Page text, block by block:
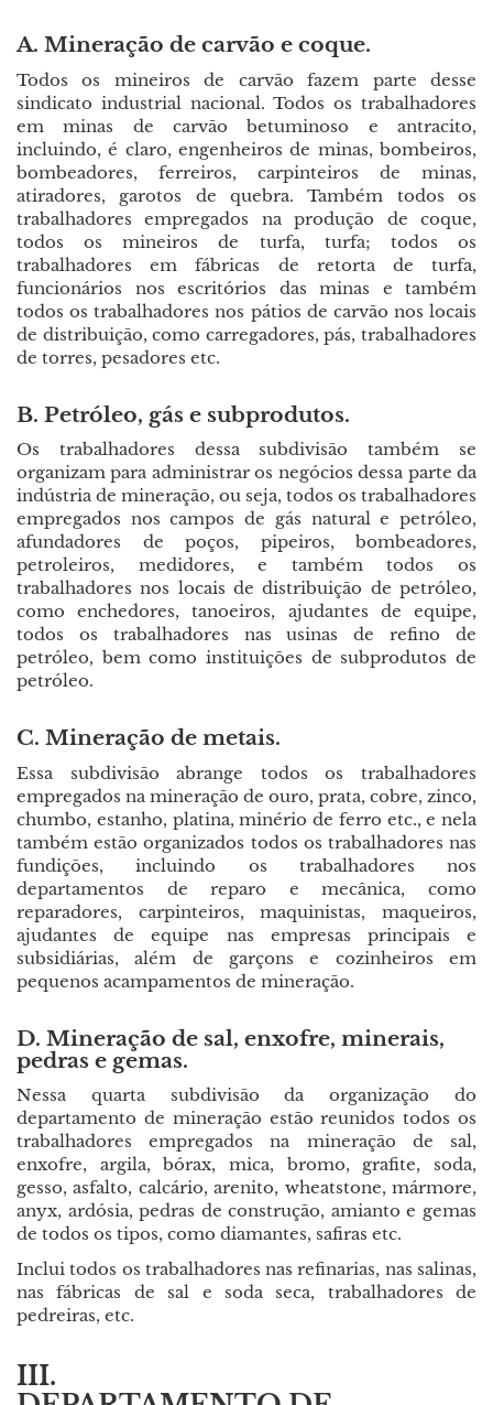
A. Mineração de carvão e coque.
Todos os mineiros de carvão fazem parte desse
sindicato industrial nacional. Todos os trabalhadores
em minas de carvão betuminoso e antracito,
incluindo, é claro, engenheiros de minas, bombeiros,
bombeadores, ferreiros, carpinteiros de minas,
atiradores, garotos de quebra. Também todos os
trabalhadores empregados na produção de coque,
todos os mineiros de turfa, turfa; todos os
trabalhadores em fábricas de retorta de turfa,
funcionários nos escritórios das minas e também
todos os trabalhadores nos pátios de carvão nos locais
de distribuição, como carregadores, pás, trabalhadores
de torres, pesadores etc.
B. Petróleo, gás e subprodutos.
Os trabalhadores dessa subdivisão também se
organizam para administrar os negócios dessa parte da
indústria de mineração, ou seja, todos os trabalhadores
empregados nos campos de gás natural e petróleo,
afundadores de poços, pipeiros, bombeadores,
petroleiros, medidores, e também todos os
trabalhadores nos locais de distribuição de petróleo,
como enchedores, tanoeiros, ajudantes de equipe,
todos os trabalhadores nas usinas de refino de
petróleo, bem como instituições de subprodutos de
petróleo.
C. Mineração de metais.
Essa subdivisão abrange todos os trabalhadores
empregados na mineração de ouro, prata, cobre, zinco,
chumbo, estanho, platina, minério de ferro etc., e nela
também estão organizados todos os trabalhadores nas
fundições, incluindo os trabalhadores nos
departamentos de reparo e mecânica, como
reparadores, carpinteiros, maquinistas, maqueiros,
ajudantes de equipe nas empresas principais e
subsidiárias, além de garçons e cozinheiros em
pequenos acampamentos de mineração.
D. Mineração de sal, enxofre, minerais,
pedras e gemas.
Nessa quarta subdivisão da organização do
departamento de mineração estão reunidos todos os
trabalhadores empregados na mineração de sal,
enxofre, argila, bórax, mica, bromo, grafite, soda,
gesso, asfalto, calcário, arenito, wheatstone, mármore,
anyx, ardósia, pedras de construção, amianto e gemas
de todos os tipos, como diamantes, safiras etc.
Inclui todos os trabalhadores nas refinarias, nas salinas,
nas fábricas de sal e soda seca, trabalhadores de
pedreiras, etc.
III.